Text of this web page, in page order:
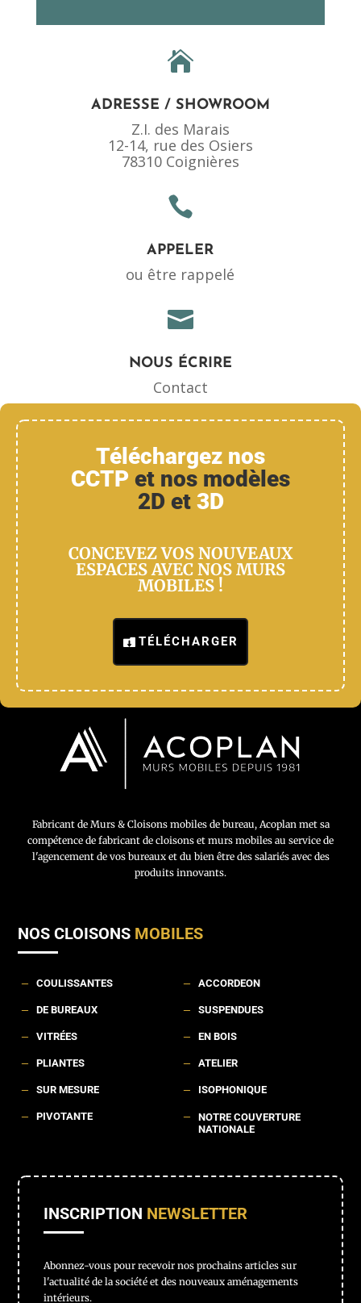

ADRESSE / SHOWROOM
Z.I. des Marais
12-14, rue des Osiers
78310 Coignières

APPELER
ou être rappelé

NOUS ÉCRIRE
Contact
Téléchargez nos
CCTP et nos modèles
2D et 3D
CONCEVEZ VOS NOUVEAUX
ESPACES AVEC NOS MURS
MOBILES !
TÉLÉCHARGER
Fabricant de Murs & Cloisons mobiles de bureau, Acoplan met sa
compétence de fabricant de cloisons et murs mobiles au service de
l'agencement de vos bureaux et du bien être des salariés avec des
produits innovants.
NOS CLOISONS MOBILES
K COULISSANTES K ACCORDEON
K DE BUREAUX K SUSPENDUES
K VITRÉES K EN BOIS
K PLIANTES K ATELIER
K SUR MESURE K ISOPHONIQUE
K PIVOTANTE K
NOTRE COUVERTURE
NATIONALE
INSCRIPTION NEWSLETTER
Abonnez-vous pour recevoir nos prochains articles sur
l'actualité de la société et des nouveaux aménagements
intérieurs.